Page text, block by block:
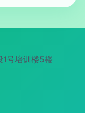
号培训楼5楼